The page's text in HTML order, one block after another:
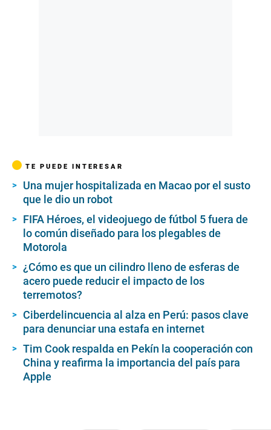
TE PUEDE INTERESAR
Una mujer hospitalizada en Macao por el susto
que le dio un robot
FIFA Héroes, el videojuego de fútbol 5 fuera de
lo común diseñado para los plegables de
Motorola
¿Cómo es que un cilindro lleno de esferas de
acero puede reducir el impacto de los
terremotos?
Ciberdelincuencia al alza en Perú: pasos clave
para denunciar una estafa en internet
Tim Cook respalda en Pekín la cooperación con
China y reafirma la importancia del país para
Apple